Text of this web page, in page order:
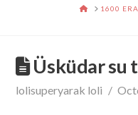
HOME1600 ERA
Üsküdar su
lolisuperyarak loli